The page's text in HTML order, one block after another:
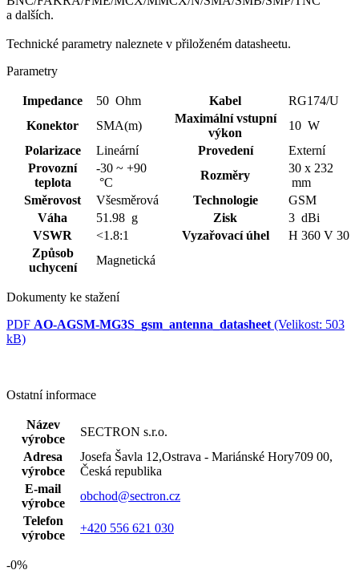
a dalších.
Technické parametry naleznete v přiloženém datasheetu.
Parametry
Impedance 50 Ohm Kabel
RG174/U
Konektor
SMA(m)
Maximální vstupní
výkon
10 W
Polarizace
Lineární Provedení
Externí
Provozní
teplota
-30 ~ +90
°C
Rozměry
30 x 232
mm
Směrovost
Všesměrová Technologie
GSM
Váha
51.98 g Zisk
3 dBi
VSWR
<1.8:1 Vyzařovací úhel
H 360 V 30
Způsob
uchycení
Magnetická
Dokumenty ke stažení
PDF AO-AGSM-MG3S_gsm_antenna_datasheet (Velikost: 503
kB)
Ostatní informace
Název
výrobce
SECTRON s.r.o.
Adresa
výrobce
Josefa Šavla 12,Ostrava - Mariánské Hory709 00,
Česká republika
E-mail
výrobce
obchod@sectron.cz
Telefon
výrobce
+420 556 621 030
-0%